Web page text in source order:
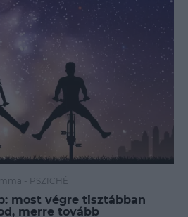
- PSZICHÉ
most végre tisztábban
merre tovább